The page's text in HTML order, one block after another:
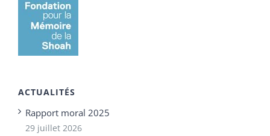
ACTUALITÉS
Rapport moral 2025
29 juillet 2026